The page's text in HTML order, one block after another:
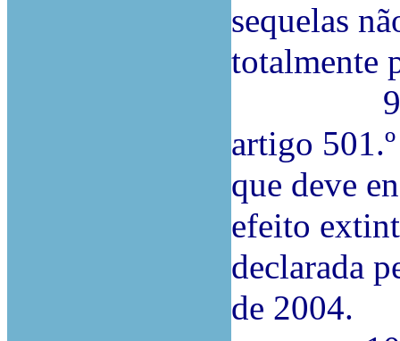
sequelas
totalmente
9.ª
artigo
que deve
efeito
declarada
de 2004.